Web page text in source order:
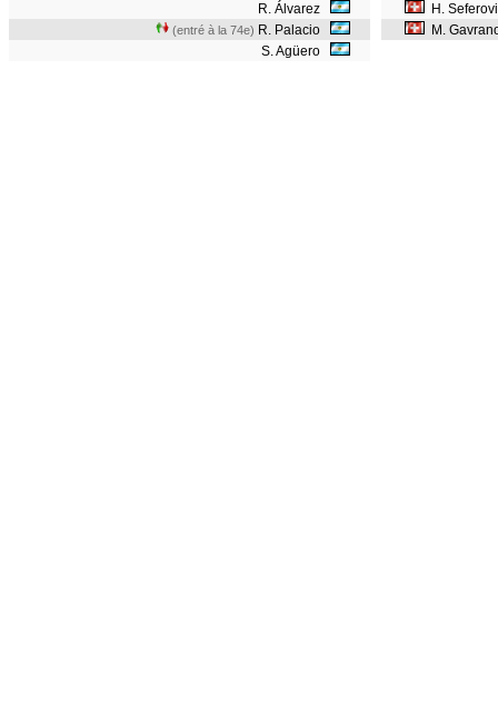
R. Álvarez
(entré à la 74e) R. Palacio
S. Agüero
H.
M.